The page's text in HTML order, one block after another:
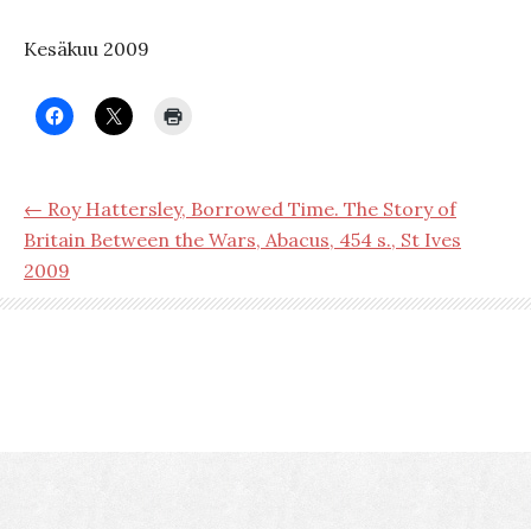
Kesäkuu 2009
← Roy Hattersley, Borrowed Time. The Story of
Britain Between the Wars, Abacus, 454 s., St Ives
2009